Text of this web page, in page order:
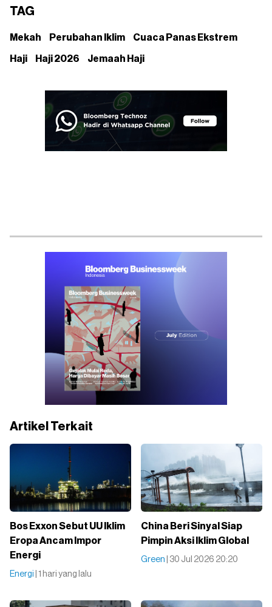
TAG
Mekah Perubahan Iklim Cuaca Panas Ekstrem
Haji Haji 2026 Jemaah Haji
Artikel Terkait
Bos Exxon Sebut UU Iklim
Eropa Ancam Impor
Energi
Energi | 1 hari yang lalu
China Beri Sinyal Siap
Pimpin Aksi Iklim Global
Green | 30 Jul 2026 20:20